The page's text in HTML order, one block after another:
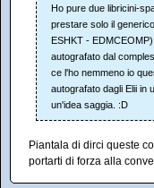
Ho pure due libricini-
prestare solo il
ESHKT -
autografato dal
ce l'ho nemmeno io
autografato dagli Elii in
un'idea saggia. :D
Piantala di dirci queste
portarti di forza alla